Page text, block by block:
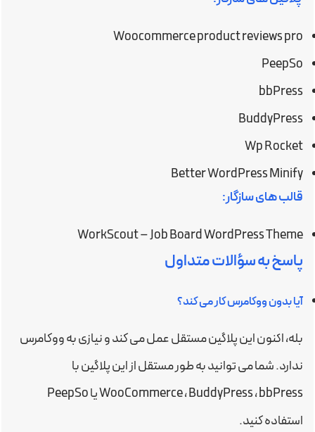
Woocommerce product reviews pro
PeepSo
bbPress
BuddyPress
Wp Rocket
Better WordPress Minify
قالب های سازگار:
WorkScout – Job Board WordPress Theme
پاسخ به سؤالات متداول
آیا بدون ووکامرس کار می کند؟
بله، اکنون این پلاگین مستقل عمل می کند و نیازی به ووکامرس
ندارد. شما می توانید به طور مستقل از این پلاگین با
WooCommerce ، BuddyPress ، bbPress یا PeepSo
استفاده کنید.